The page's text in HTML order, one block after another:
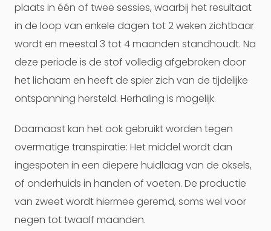
plaats in één of twee sessies, waarbij het resultaat
in de loop van enkele dagen tot 2 weken zichtbaar
wordt en meestal 3 tot 4 maanden standhoudt. Na
deze periode is de stof volledig afgebroken door
het lichaam en heeft de spier zich van de tijdelijke
ontspanning hersteld. Herhaling is mogelijk.
Daarnaast kan het ook gebruikt worden tegen
overmatige transpiratie: Het middel wordt dan
ingespoten in een diepere huidlaag van de oksels,
of onderhuids in handen of voeten. De productie
van zweet wordt hiermee geremd, soms wel voor
negen tot twaalf maanden.